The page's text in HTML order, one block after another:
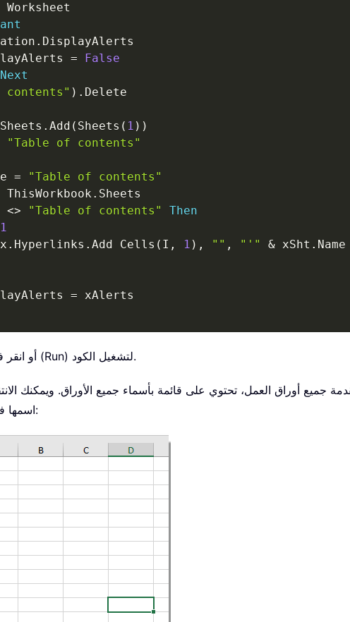
Worksheet
. DisplayAlerts
=
False
Next
contents" ) . Delete
Sheets . Add ( Sheets ( 1 ) )
"Table of contents"
=
"Table of contents"
ThisWorkbook . Sheets
<> "Table of contents"
Then
1
. Hyperlinks . Add Cells ( I , 1 ) , "" , "'" & xSht . Name
=
أو انقر فوق زر التشغيل (Run) لتشغيل الكود.
جميع أوراق العمل، تحتوي على قائمة بأسماء جميع الأوراق. ويمكنك
اسمها في جدول المحتويات. انظر لقطة الشاشة: